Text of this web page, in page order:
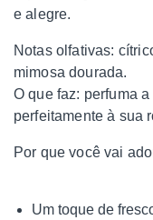
e alegre.
Notas olfativas:
mimosa dourada.
O que faz: perfuma
perfeitamente à sua
Por que você vai
Um toque de